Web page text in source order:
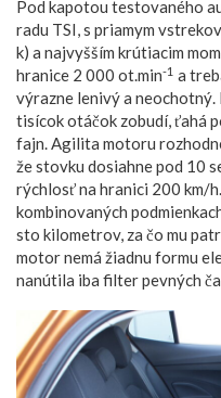
Pod kapotou testovaného
radu TSI, s priamym
k) a najvyšším krútiacim
hranice 2 000 ot.min-1 a
výrazne lenivý a neochotný.
tisícok otáčok zobudí, ťahá
fajn. Agilita motoru
že stovku dosiahne pod 10
rýchlosť na hranici 200 km/
kombinovaných
sto kilometrov, za čo mu
motor nemá žiadnu formu
nanútila iba filter pevných